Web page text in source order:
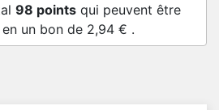
98 pointsqui peuvent être
un bon de 2,94 € .